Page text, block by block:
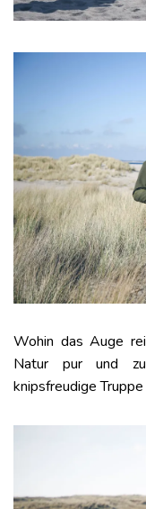
Wohin das Auge
Natur pur und
knipsfreudige